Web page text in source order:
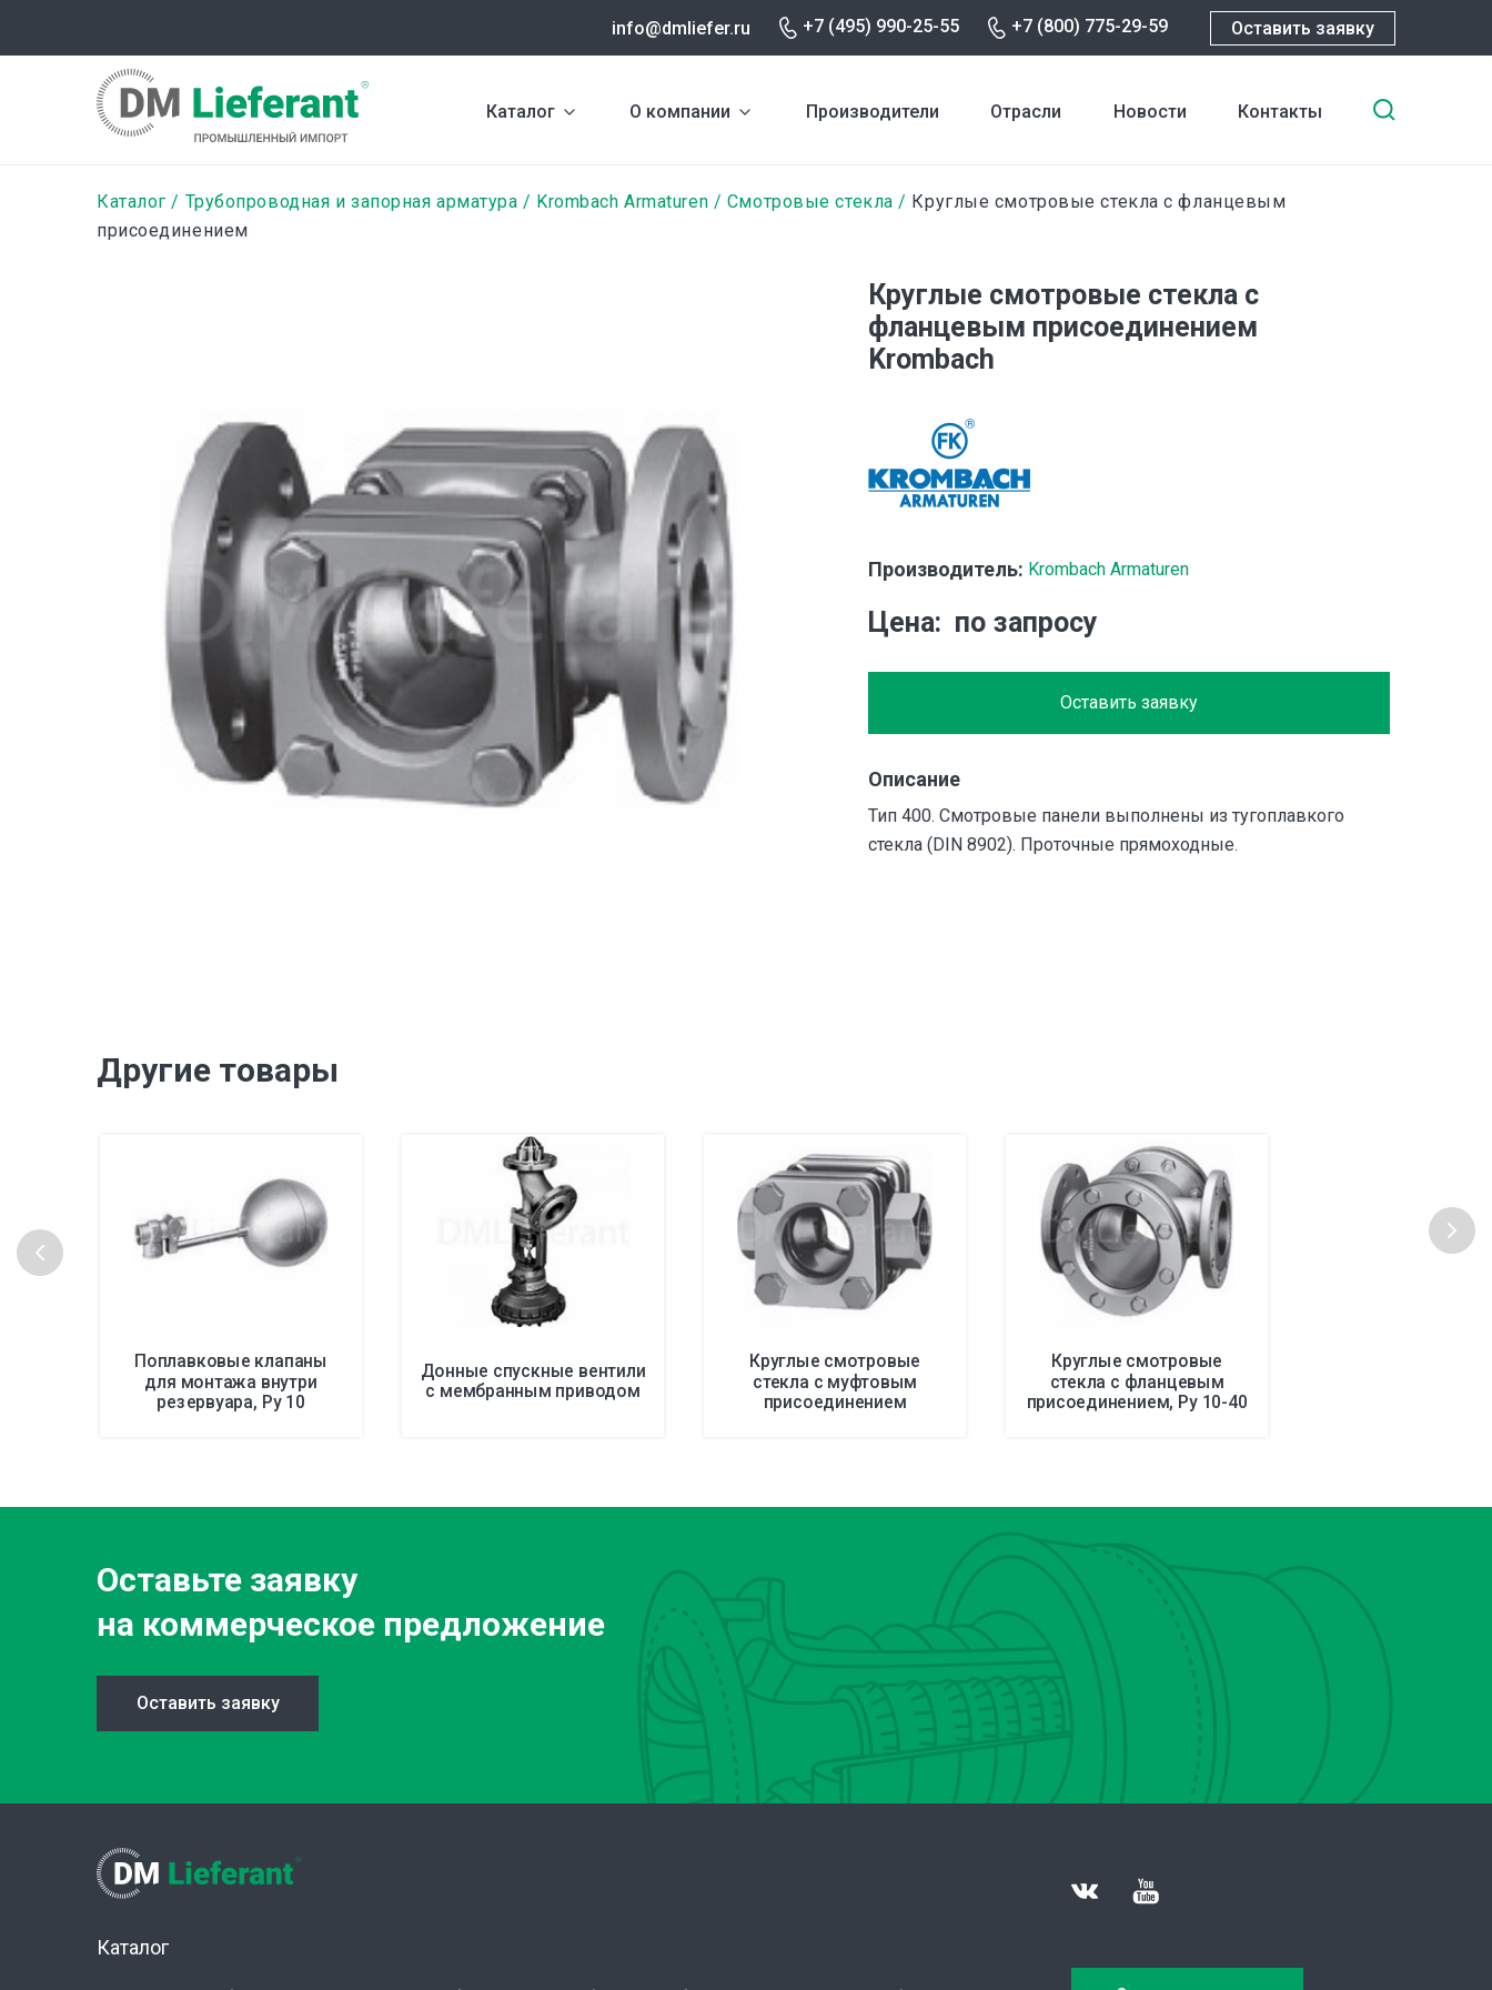
содержанию
info@dmliefer.ru +7 (495) 990-25-55 +7 (800) 775-29-59 Оставить заявку
Каталог О компании Производители Отрасли Новости Контакты
Строка
Каталог Трубопроводная и запорная арматура Krombach Armaturen Смотровые стекла
Круглые смотровые стекла с фланцевым
присоединением
Круглые смотровые стекла с
фланцевым присоединением
Krombach
Производитель: Krombach Armaturen
Цена по запросу
Оставить заявку
Описание
Тип 400. Смотровые панели выполнены из тугоплавкого
стекла (DIN 8902). Проточные прямоходные.
Другие товары
Поплавковые клапаны
для монтажа внутри
резервуара, Ру 10
Донные спускные вентили
с мембранным приводом
Круглые смотровые
стекла с муфтовым
присоединением
Круглые смотровые
стекла с фланцевым
присоединением, Ру 10-40
Оставьте заявку
на коммерческое предложение
Оставить заявку
Каталог